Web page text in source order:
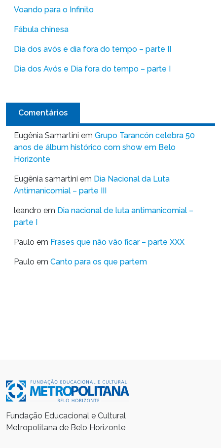
Voando para o Infinito
Fábula chinesa
Dia dos avós e dia fora do tempo – parte II
Dia dos Avós e Dia fora do tempo – parte I
Comentários
Eugênia Samartini em Grupo Tarancón celebra 50
anos de álbum histórico com show em Belo
Horizonte
Eugênia samartini em Dia Nacional da Luta
Antimanicomial – parte III
leandro em Dia nacional de luta antimanicomial –
parte I
Paulo em Frases que não vão ficar – parte XXX
Paulo em Canto para os que partem
Fundação Educacional e Cultural
Metropolitana de Belo Horizonte